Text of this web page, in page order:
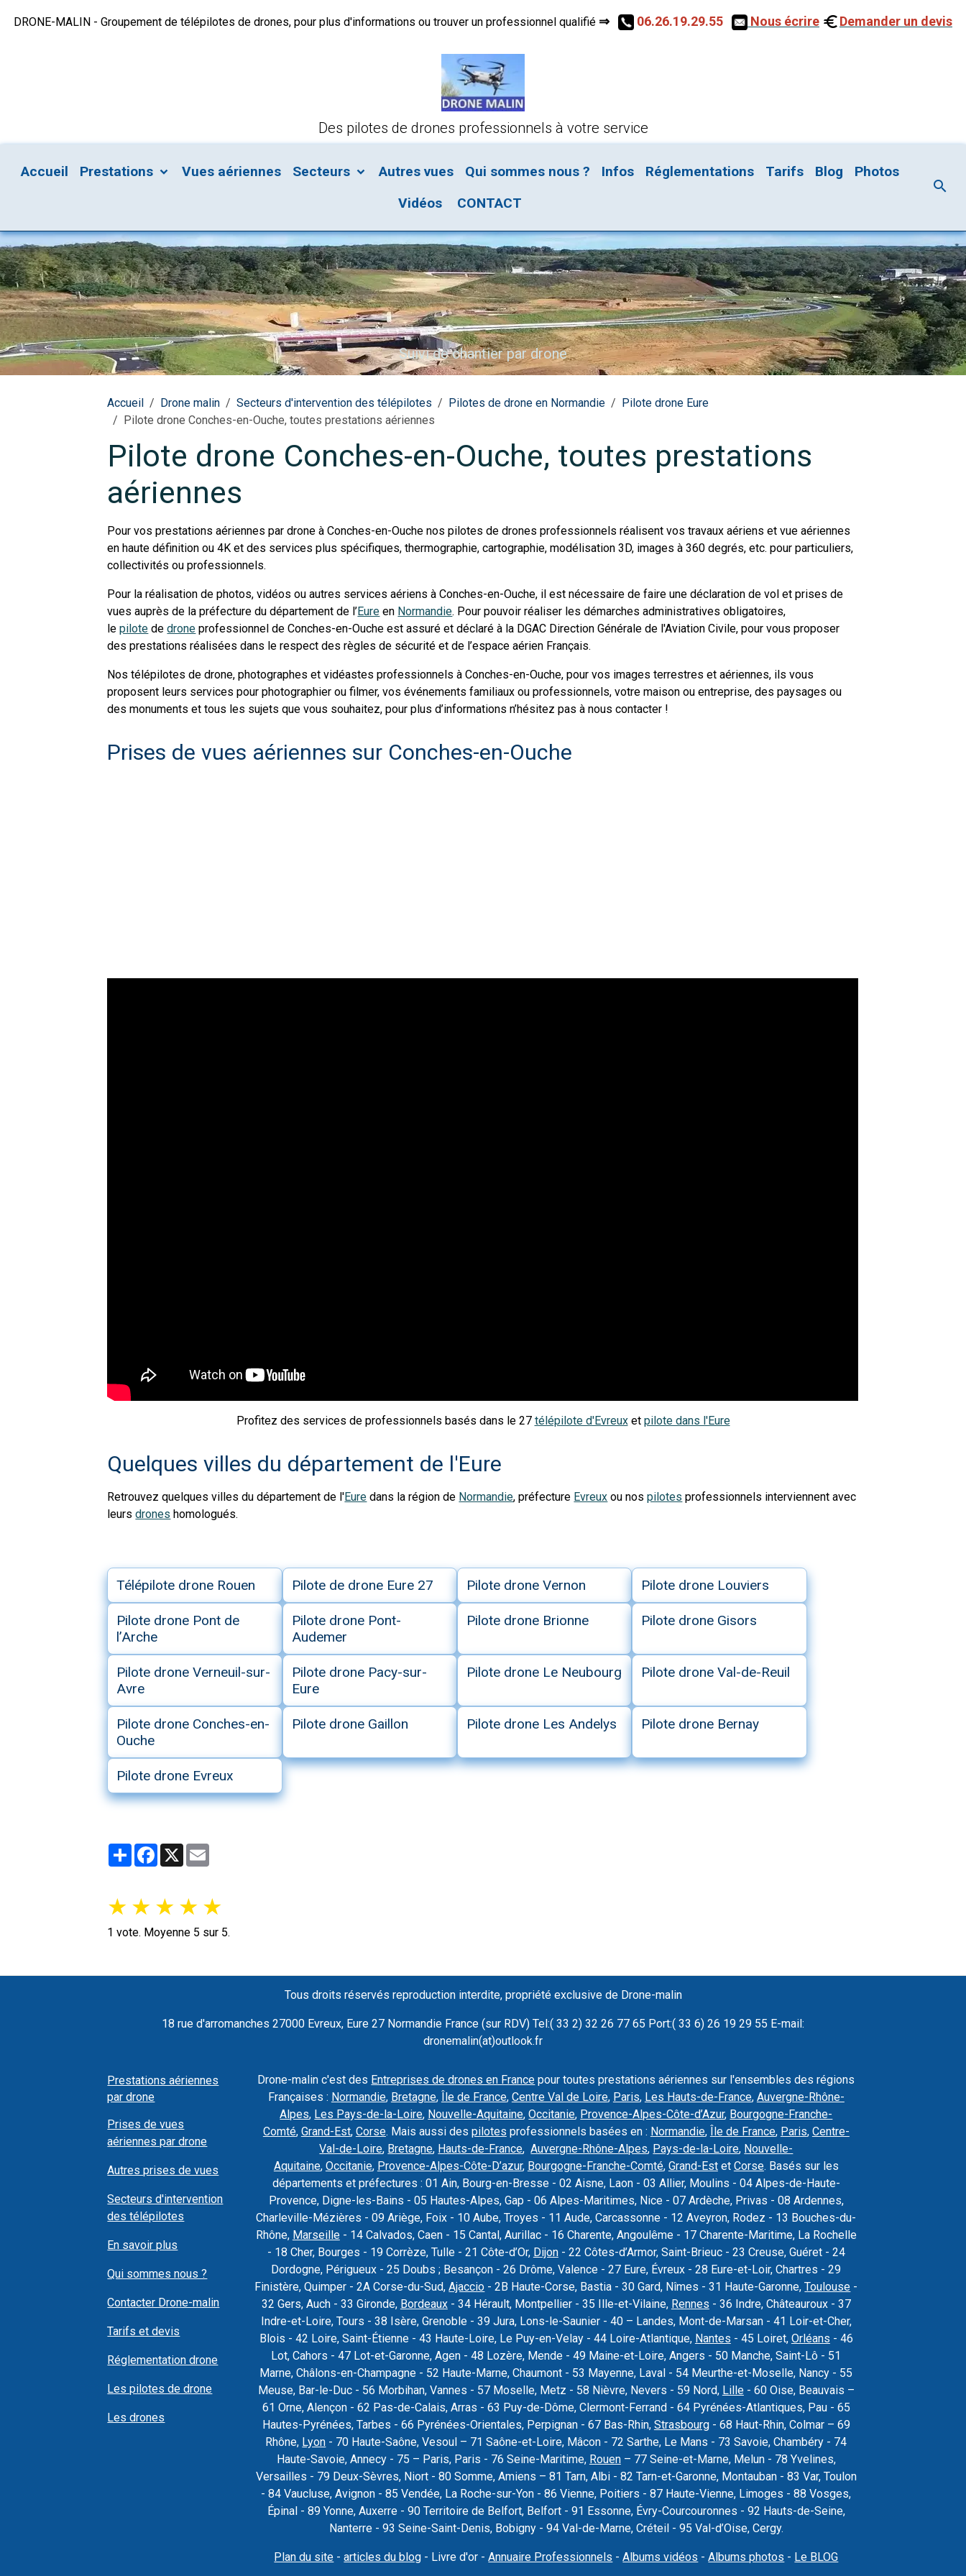
DRONE-MALIN - Groupement de télépilotes de drones, pour plus d'informations ou trouver un professionnel qualifié ⇒ 06.26.19.29.55 Nous écrire Demander un devis
Des pilotes de drones professionnels à votre service
Accueil Prestations Vues aériennes Secteurs Autres vues Qui sommes nous ? Infos Réglementations Tarifs Blog
Photos
Vidéos
CONTACT
Suivi de chantier par drone
Accueil Drone malin Secteurs d'intervention des télépilotes Pilotes de drone en Normandie
Pilote drone Eure
Pilote drone Conches-en-Ouche, toutes prestations aériennes
Pilote drone Conches-en-Ouche, toutes prestations
aériennes
Pour vos prestations aériennes par drone à Conches-en-Ouche nos pilotes de drones professionnels réalisent vos travaux aériens et vue aériennes
en haute définition ou 4K et des services plus spécifiques, thermographie, cartographie, modélisation 3D, images à 360 degrés, etc. pour particuliers,
collectivités ou professionnels.
Pour la réalisation de photos, vidéos ou autres services aériens à Conches-en-Ouche, il est nécessaire de faire une déclaration de vol et prises de
vues auprès de la préfecture du département de l’Eure en Normandie. Pour pouvoir réaliser les démarches administratives obligatoires,
lepilote dedrone professionnel de Conches-en-Ouche est assuré et déclaré à la DGAC Direction Générale de l'Aviation Civile, pour vous proposer
des prestations réalisées dans le respect des règles de sécurité et de l’espace aérien Français.
Nos télépilotes de drone, photographes et vidéastes professionnels à Conches-en-Ouche, pour vos images terrestres et aériennes, ils vous
proposent leurs services pour photographier ou filmer, vos événements familiaux ou professionnels, votre maison ou entreprise, des paysages ou
des monuments et tous les sujets que vous souhaitez, pour plus d’informations n’hésitez pas à nous contacter !
Prises de vues aériennes sur Conches-en-Ouche
Profitez des services de professionnels basés dans le 27 télépilote d'Evreuxet pilote dans l'Eure
Quelques villes du département de l'Eure
Retrouvez quelques villes du département de l'Eure dans la région de Normandie, préfecture Evreux ou nospilotes professionnels interviennent avec
leursdrones homologués.
Télépilote drone Rouen Pilote de drone Eure 27 Pilote drone Vernon Pilote drone Louviers
Pilote drone Pont de
l’Arche
Pilote drone Pont-
Audemer
Pilote drone Brionne Pilote drone Gisors
Pilote drone Verneuil-sur-
Avre
Pilote drone Pacy-sur-
Eure
Pilote drone Le Neubourg Pilote drone Val-de-Reuil
Pilote drone Conches-en-
Ouche
Pilote drone Gaillon Pilote drone Les Andelys Pilote drone Bernay
Pilote drone Evreux
PartagerFacebook
X
★ ★ ★ ★ ★
1 vote. Moyenne 5 sur 5.
Tous droits réservés reproduction interdite, propriété exclusive de Drone-malin
18 rue d'arromanches 27000 Evreux, Eure 27 Normandie France (sur RDV) Tel:( 33 2) 32 26 77 65 Port:( 33 6) 26 19 29 55 E-mail:
dronemalin(at)outlook.fr
Prestations aériennes
par drone
Prises de vues
aériennes par drone
Autres prises de vues
Secteurs d'intervention
des télépilotes
En savoir plus
Qui sommes nous ?
Contacter Drone-malin
Tarifs et devis
Réglementation drone
Les pilotes de drone
Les drones
Drone-malin c'est des Entreprises de drones en France pour toutes prestations aériennes sur l'ensembles des régions
Françaises : Normandie, Bretagne, Île de France, Centre Val de Loire, Paris, Les Hauts-de-France, Auvergne-Rhône-
Alpes, Les Pays-de-la-Loire, Nouvelle-Aquitaine,Occitanie, Provence-Alpes-Côte-d’Azur, Bourgogne-Franche-
Comté, Grand-Est, Corse. Mais aussi des pilotes professionnels basées en : Normandie, Île de France, Paris, Centre-
Val-de-Loire, Bretagne, Hauts-de-France,Auvergne-Rhône-Alpes, Pays-de-la-Loire, Nouvelle-
Aquitaine, Occitanie, Provence-Alpes-Côte-D’azur, Bourgogne-Franche-Comté, Grand-Estet Corse. Basés sur les
départements et préfectures : 01 Ain, Bourg-en-Bresse - 02 Aisne, Laon - 03 Allier, Moulins - 04 Alpes-de-Haute-
Provence, Digne-les-Bains - 05 Hautes-Alpes, Gap - 06 Alpes-Maritimes, Nice - 07 Ardèche, Privas - 08 Ardennes,
Charleville-Mézières - 09 Ariège, Foix - 10 Aube, Troyes - 11 Aude, Carcassonne - 12 Aveyron, Rodez - 13 Bouches-du-
Rhône, Marseille- 14 Calvados, Caen - 15 Cantal, Aurillac - 16 Charente, Angoulême - 17 Charente-Maritime, La Rochelle
- 18 Cher, Bourges - 19 Corrèze, Tulle - 21 Côte-d’Or, Dijon- 22 Côtes-d’Armor, Saint-Brieuc - 23 Creuse, Guéret - 24
Dordogne, Périgueux - 25 Doubs ; Besançon - 26 Drôme, Valence - 27 Eure, Évreux - 28 Eure-et-Loir, Chartres - 29
Finistère, Quimper - 2A Corse-du-Sud,Ajaccio - 2B Haute-Corse, Bastia - 30 Gard, Nîmes - 31 Haute-Garonne,Toulouse -
32 Gers, Auch - 33 Gironde, Bordeaux- 34 Hérault, Montpellier - 35 Ille-et-Vilaine, Rennes - 36 Indre, Châteauroux - 37
Indre-et-Loire, Tours - 38 Isère, Grenoble - 39 Jura, Lons-le-Saunier - 40 – Landes, Mont-de-Marsan - 41 Loir-et-Cher,
Blois - 42 Loire, Saint-Étienne - 43 Haute-Loire, Le Puy-en-Velay - 44 Loire-Atlantique, Nantes - 45 Loiret, Orléans - 46
Lot, Cahors - 47 Lot-et-Garonne, Agen - 48 Lozère, Mende - 49 Maine-et-Loire, Angers - 50 Manche, Saint-Lô - 51
Marne, Châlons-en-Champagne - 52 Haute-Marne, Chaumont - 53 Mayenne, Laval - 54 Meurthe-et-Moselle, Nancy - 55
Meuse, Bar-le-Duc - 56 Morbihan, Vannes - 57 Moselle, Metz - 58 Nièvre, Nevers - 59 Nord, Lille- 60 Oise, Beauvais –
61 Orne, Alençon - 62 Pas-de-Calais, Arras - 63 Puy-de-Dôme, Clermont-Ferrand - 64 Pyrénées-Atlantiques, Pau - 65
Hautes-Pyrénées, Tarbes - 66 Pyrénées-Orientales, Perpignan - 67 Bas-Rhin, Strasbourg- 68 Haut-Rhin, Colmar – 69
Rhône, Lyon - 70 Haute-Saône, Vesoul – 71 Saône-et-Loire, Mâcon - 72 Sarthe, Le Mans - 73 Savoie, Chambéry - 74
Haute-Savoie, Annecy - 75 – Paris, Paris - 76 Seine-Maritime, Rouen– 77 Seine-et-Marne, Melun - 78 Yvelines,
Versailles - 79 Deux-Sèvres, Niort - 80 Somme, Amiens – 81 Tarn, Albi - 82 Tarn-et-Garonne, Montauban - 83 Var, Toulon
- 84 Vaucluse, Avignon - 85 Vendée, La Roche-sur-Yon - 86 Vienne, Poitiers - 87 Haute-Vienne, Limoges - 88 Vosges,
Épinal - 89 Yonne, Auxerre - 90 Territoire de Belfort, Belfort - 91 Essonne, Évry-Courcouronnes - 92 Hauts-de-Seine,
Nanterre - 93 Seine-Saint-Denis, Bobigny - 94 Val-de-Marne, Créteil - 95 Val-d’Oise, Cergy.
Plan du site -articles du blog - Livre d'or -Annuaire Professionnels -Albums vidéos -Albums photos - Le BLOG